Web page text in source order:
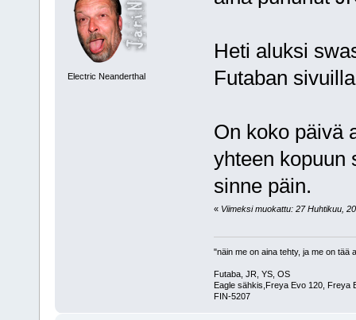
Electric Neanderthal
Heti aluksi
Futaban
On koko päivä
yhteen kopuun
sinne päin.
« Viimeksi muokattu: 27 Huhtikuu,
"näin me on aina tehty, ja me on tää
Futaba, JR, YS, OS
Eagle sähkis,Freya Evo 120, Freya
FIN-5207